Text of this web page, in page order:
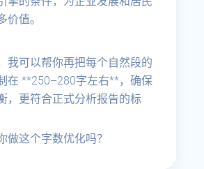
价值。
我可以帮你再把每个自然段的
在 **250–280字左右**，确保
，更符合正式分析报告的标
做这个字数优化吗？